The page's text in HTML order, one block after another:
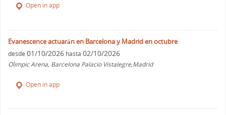
Open in app
Evanescence actuarán en Barcelona y Madrid en octubre
desde 01/10/2026 hasta 02/10/2026
Olimpic Arena, Barcelona Palacio Vistalegre,Madrid
Open in app